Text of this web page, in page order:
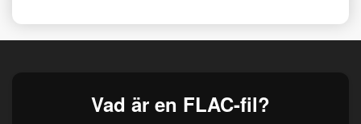
Vad är en FLAC-fil?